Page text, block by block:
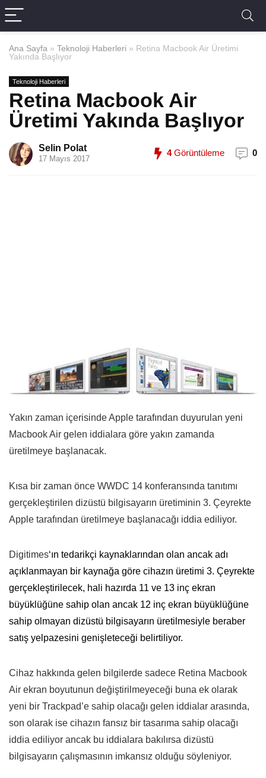
Ana Sayfa » Teknoloji Haberleri » Retina Macbook Air Üretimi
Yakında Başlıyor
Teknoloji Haberleri
Retina Macbook Air
Üretimi Yakında Başlıyor
Selin Polat
17 Mayıs 2017
4Görüntüleme 0
Yakın zaman içerisinde Apple tarafından duyurulan yeni
Macbook Air gelen iddialara göre yakın zamanda
üretilmeye başlanacak.
Kısa bir zaman önce WWDC 14 konferansında tanıtımı
gerçekleştirilen dizüstü bilgisayarın üretiminin 3. Çeyrekte
Apple tarafından üretilmeye başlanacağı iddia ediliyor.
Digitimes‘ın tedarikçi kaynaklarından olan ancak adı
açıklanmayan bir kaynağa göre cihazın üretimi 3. Çeyrekte
gerçekleştirilecek, hali hazırda 11 ve 13 inç ekran
büyüklüğüne sahip olan ancak 12 inç ekran büyüklüğüne
sahip olmayan dizüstü bilgisayarın üretilmesiyle beraber
satış yelpazesini genişleteceği belirtiliyor.
Cihaz hakkında gelen bilgilerde sadece Retina Macbook
Air ekran boyutunun değiştirilmeyeceği buna ek olarak
yeni bir Trackpad’e sahip olacağı gelen iddialar arasında,
son olarak ise cihazın fansız bir tasarıma sahip olacağı
iddia ediliyor ancak bu iddialara bakılırsa dizüstü
bilgisayarın çalışmasının imkansız olduğu söyleniyor.